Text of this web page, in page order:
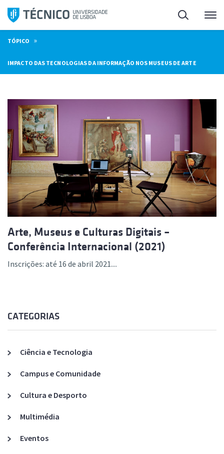
Saltar
para
o
conteúdo
Pesquisa
TÓPICO »
IMPACTO DAS TECNOLOGIAS DA INFORMAÇÃO NOS MUSEUS DE ARTE
Arte, Museus e Culturas Digitais –
Conferência Internacional (2021)
Inscrições: até 16 de abril 2021....
CATEGORIAS
Ciência e Tecnologia
Campus e Comunidade
Cultura e Desporto
Multimédia
Eventos